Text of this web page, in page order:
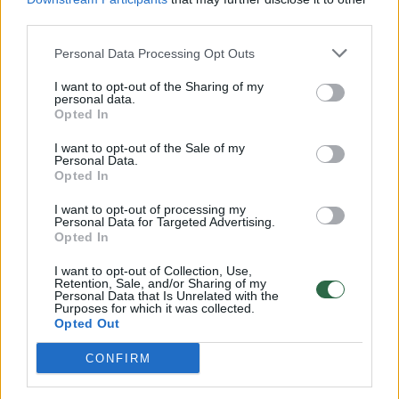
Personal Data Processing Opt Outs
I want to opt-out of the Sharing of my
personal data.
Opted In
I want to opt-out of the Sale of my
Personal Data.
Opted In
I want to opt-out of processing my
Personal Data for Targeted Advertising.
Opted In
I want to opt-out of Collection, Use,
Retention, Sale, and/or Sharing of my
Personal Data that Is Unrelated with the
Purposes for which it was collected.
Opted Out
CONFIRM
32 laipsnių šilumos
Žinios | Orai
Nufilmavo, kaip patvino Vilniaus Vakarinis aplinkkelis:
Žinios | Lietuvos diena
00:05:25
K. Prunskienės brolis prisiminė jaudinančią akimirką
prieš mirtį: „Tai buvo simbolinis mūsų pagerbimo
ženklas“
Žinios | Lietuvos diena